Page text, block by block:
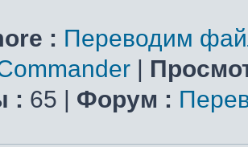
: Переводим
|
: 65 | Форум :